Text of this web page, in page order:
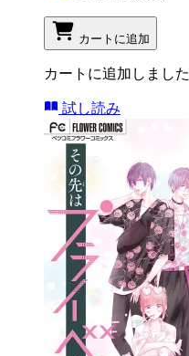
カートに追加
カートに追加しました
試し読み